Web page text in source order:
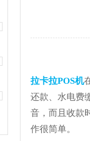
拉卡拉POS机
还款、水电费
音，而且收款
作很简单。